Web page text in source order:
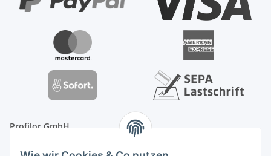
Profilor GmbH
OdF.Platz 2